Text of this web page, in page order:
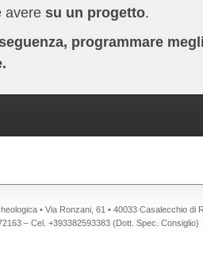
averesu un progetto.
programmare
• Via Ronzani, 61 • 40033 Casalecchio di
– Cel. +393382593383 (Dott. Spec. Consiglio)